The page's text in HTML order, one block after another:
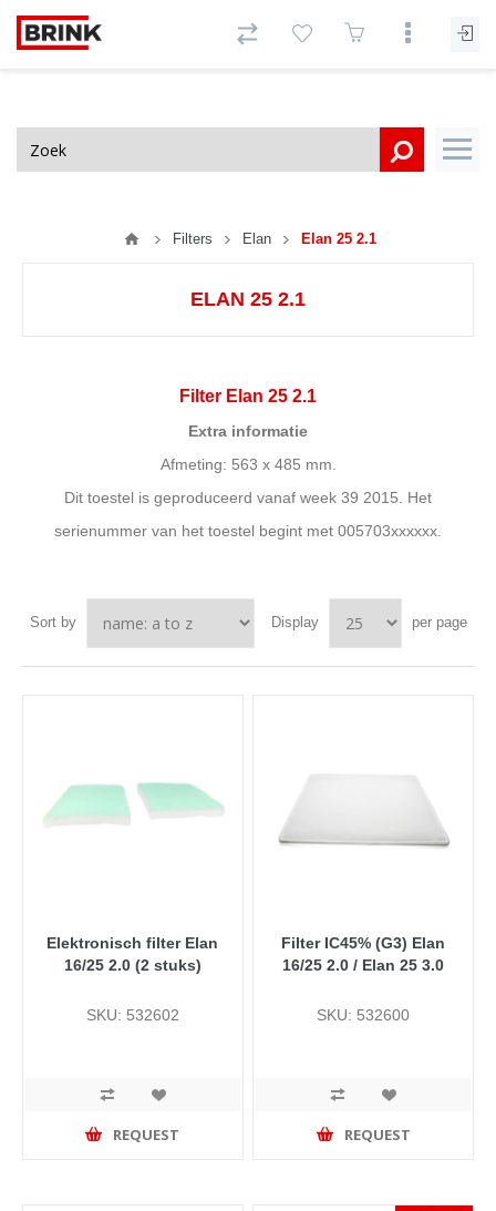
Filters Elan Elan 25 2.1
ELAN 25 2.1
Filter Elan 25 2.1
Extra informatie
Afmeting: 563 x 485 mm.
Dit toestel is geproduceerd vanaf week 39 2015. Het
serienummer van het toestel begint met 005703xxxxxx.
Sort by Display per page
Elektronisch filter Elan
16/25 2.0 (2 stuks)
SKU: 532602
REQUEST
Filter IC45% (G3) Elan
16/25 2.0 / Elan 25 3.0
SKU: 532600
REQUEST